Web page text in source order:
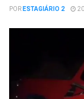
PORESTAGIÁRIO 2